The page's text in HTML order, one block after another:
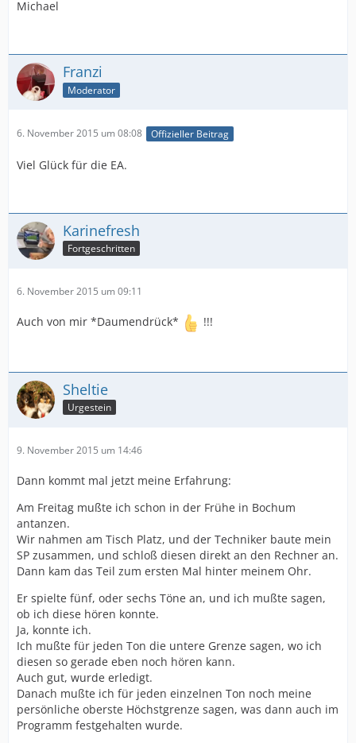
Michael
Franzi
Moderator
6. November 2015 um 08:08 Offizieller Beitrag
Viel Glück für die EA.
Karinefresh
Fortgeschritten
6. November 2015 um 09:11
Auch von mir *Daumendrück* !!!
Sheltie
Urgestein
9. November 2015 um 14:46
Dann kommt mal jetzt meine Erfahrung:
Am Freitag mußte ich schon in der Frühe in Bochum
antanzen.
Wir nahmen am Tisch Platz, und der Techniker baute mein
SP zusammen, und schloß diesen direkt an den Rechner an.
Dann kam das Teil zum ersten Mal hinter meinem Ohr.
Er spielte fünf, oder sechs Töne an, und ich mußte sagen,
ob ich diese hören konnte.
Ja, konnte ich.
Ich mußte für jeden Ton die untere Grenze sagen, wo ich
diesen so gerade eben noch hören kann.
Auch gut, wurde erledigt.
Danach mußte ich für jeden einzelnen Ton noch meine
persönliche oberste Höchstgrenze sagen, was dann auch im
Programm festgehalten wurde.